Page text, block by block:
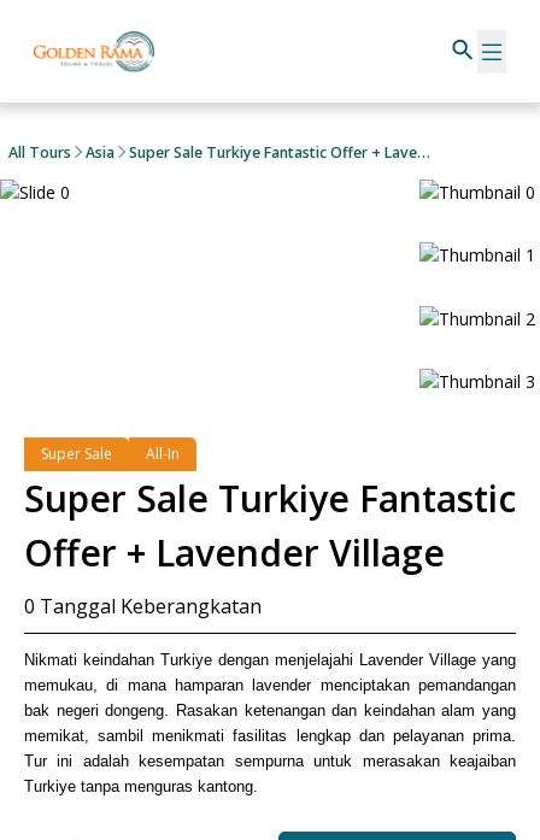
All Tours Asia Super Sale Turkiye Fantastic Offer + Lavender Village
Super Sale All-In
Super Sale Turkiye Fantastic
Offer + Lavender Village
0 Tanggal Keberangkatan
Nikmati keindahan Turkiye dengan menjelajahi Lavender Village yang
memukau, di mana hamparan lavender menciptakan pemandangan
bak negeri dongeng. Rasakan ketenangan dan keindahan alam yang
memikat, sambil menikmati fasilitas lengkap dan pelayanan prima.
Tur ini adalah kesempatan sempurna untuk merasakan keajaiban
Turkiye tanpa menguras kantong.